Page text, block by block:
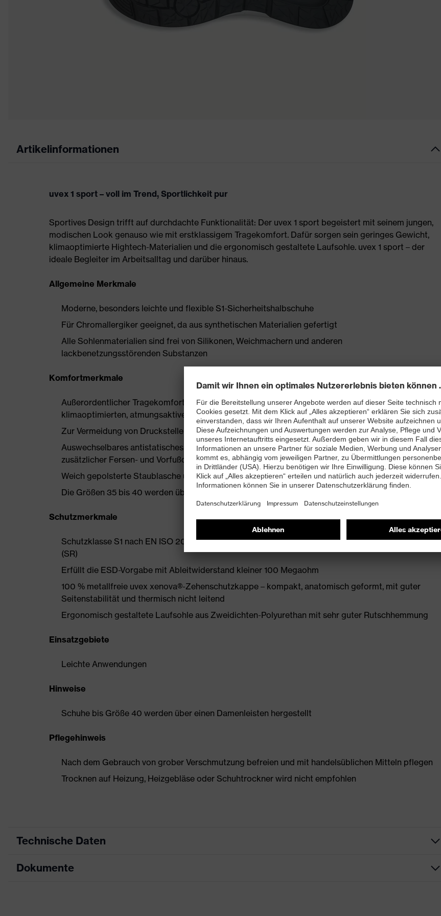
Artikelinformationen
uvex 1 sport – voll im Trend, Sportlichkeit pur
Sportives Design trifft auf durchdachte Funktionalität: Der uvex 1 sport begeistert mit seinem jungen,
modischen Look genauso wie mit erstklassigem Tragekomfort. Dafür sorgen sein geringes Gewicht,
klimaoptimierte Hightech-Materialien und die ergonomisch gestaltete Laufsohle. uvex 1 sport – der
ideale Begleiter im Arbeitsalltag und darüber hinaus.
Allgemeine Merkmale
Moderne, besonders leichte und flexible S1-Sicherheitshalbschuhe
Für Chromallergiker geeignet, da aus synthetischen Materialien gefertigt
Alle Sohlenmaterialien sind frei von Silikonen, Weichmachern und anderen
lackbenetzungsstörenden Substanzen
Komfortmerkmale
Außerordentlicher Tragekomfort, zu dem ein neu entwickelter Leisten ebenso beiträgt wie die
klimaoptimierten, atmungsaktiven Materialien
Zur Vermeidung von Druckstellen nahezu nahtfreie Schaftkonstruktion aus Hightech-Material
Auswechselbares antistatisches Komfortfußbett mit Feuchtigkeitstransportsystem und
zusätzlicher Fersen- und Vorfußdämpfung
Weich gepolsterte Staublasche und Kragen
Die Größen 35 bis 40 werden über einen Damenleisten hergestellt
Schutzmerkmale
Schutzklasse S1 nach EN ISO 20345:2022 mit Zusatzkennzeichnung für sehr gute Rutschhemmung
(SR)
Erfüllt die ESD-Vorgabe mit Ableitwiderstand kleiner 100 Megaohm
100 % metallfreie uvex xenova®-Zehenschutzkappe – kompakt, anatomisch geformt, mit guter
Seitenstabilität und thermisch nicht leitend
Ergonomisch gestaltete Laufsohle aus Zweidichten-Polyurethan mit sehr guter Rutschhemmung
Einsatzgebiete
Leichte Anwendungen
Hinweise
Schuhe bis Größe 40 werden über einen Damenleisten hergestellt
Pflegehinweis
Nach dem Gebrauch von grober Verschmutzung befreien und mit handelsüblichen Mitteln pflegen
Trocknen auf Heizung, Heizgebläse oder Schuhtrockner wird nicht empfohlen
Technische Daten
Produktart
Dokumente